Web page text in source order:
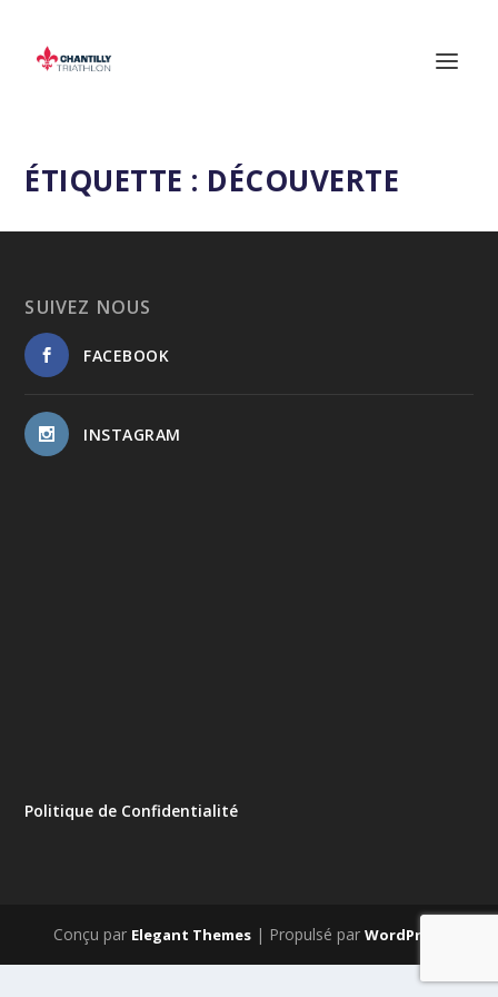
ÉTIQUETTE : DÉCOUVERTE
SUIVEZ NOUS
FACEBOOK
INSTAGRAM
Politique de Confidentialité
Conçu par Elegant Themes| Propulsé par WordPress